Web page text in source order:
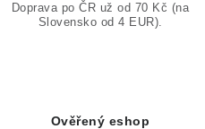
Doprava po ČR už od 70 Kč (na
Slovensko od 4 EUR).
Ověřený eshop